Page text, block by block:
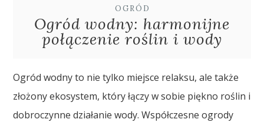
OGRÓD
Ogród wodny: harmonijne
połączenie roślin i wody
Ogród wodny to nie tylko miejsce relaksu, ale także
złożony ekosystem, który łączy w sobie piękno roślin i
dobroczynne działanie wody. Współczesne ogrody